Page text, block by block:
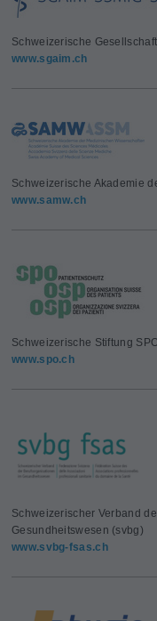
Schweizerische
www.sgaim.ch
Schweizerische Akademie
www.samw.ch
Schweizerische Stiftung
www.spo.ch
Schweizerischer Verband
Gesundheitswesen (svbg)
www.svbg-fsas.ch